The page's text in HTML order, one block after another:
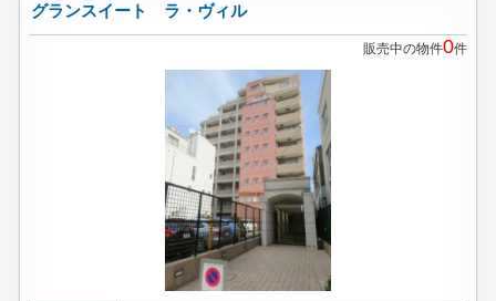
グランスイート ラ・ヴィル
販売中の物件0件